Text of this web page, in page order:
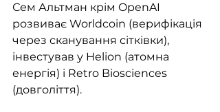
Сем Альтман крім OpenAI
розвиває Worldcoin (верифікація
через сканування сітківки),
інвестував у Helion (атомна
енергія) і Retro Biosciences
(довголіття).